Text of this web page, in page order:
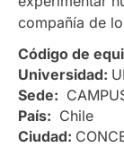
Código de
Universidad:
Sede:
País: Chile
Ciudad:
compañía de